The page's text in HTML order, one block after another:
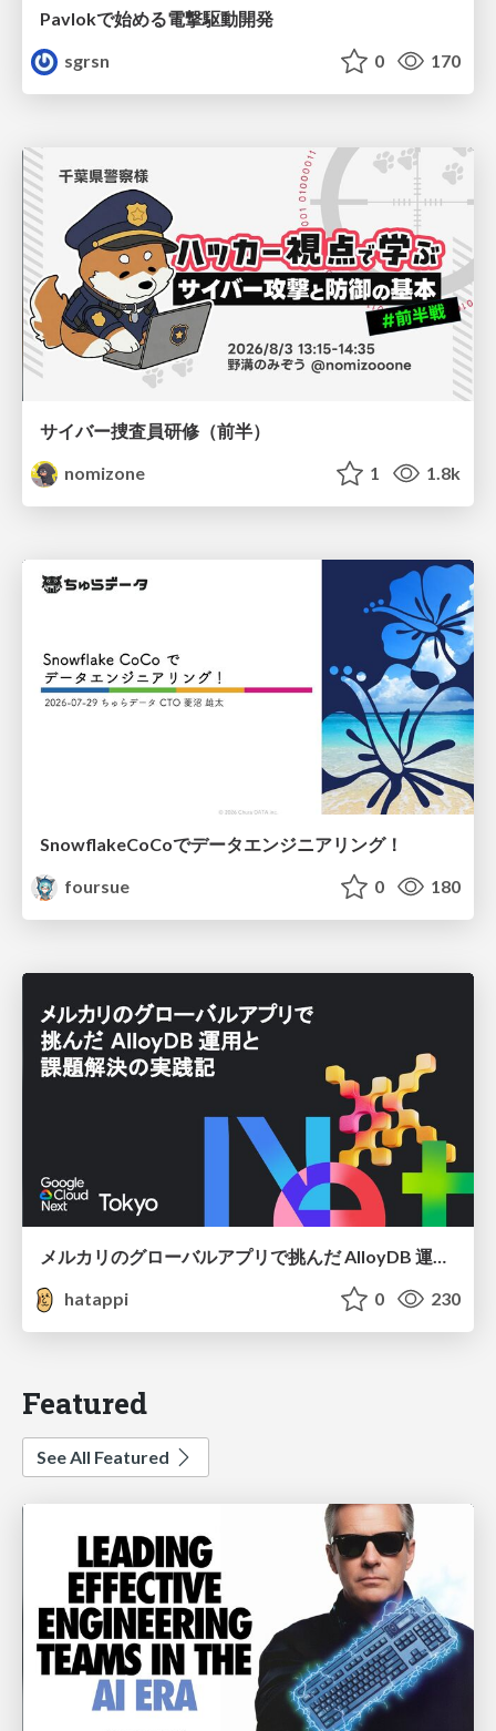
Pavlokで始める電撃駆動開発
sgrsn
0 170
サイバー捜査員研修（前半）
nomizone
1 1.8k
SnowflakeCoCoでデータエンジニアリング！
foursue
0 180
メルカリのグローバルアプリで挑んだ AlloyDB 運用と課題解決の実践記
hatappi
0 230
Featured
See All Featured